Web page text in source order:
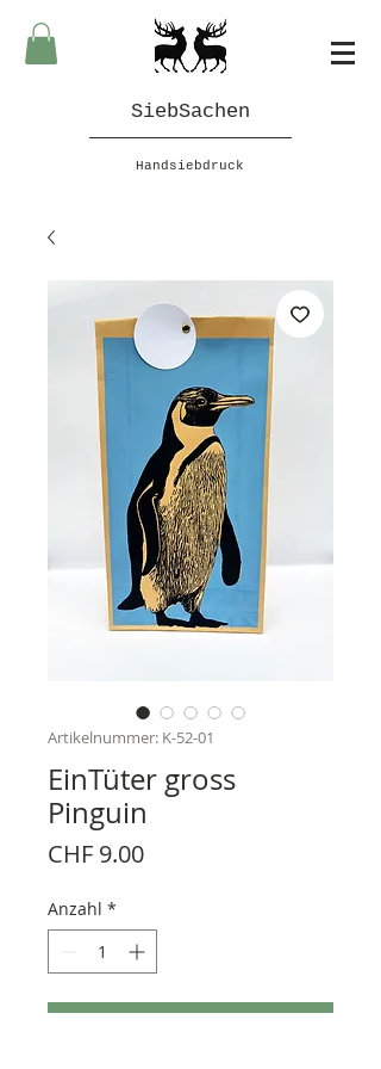
SiebSachen
Handsiebdruck
Artikelnummer: K-52-01
EinTüter gross
Pinguin
CHF 9.00Preis
Anzahl *